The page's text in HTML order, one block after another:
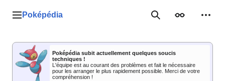
Menu principal
Poképédia RechercherApparence
Poképédia subit actuellement quelques soucis
techniques !
L'équipe est au courant des problèmes et fait le nécessaire
pour les arranger le plus rapidement possible. Merci de votre
compréhension !